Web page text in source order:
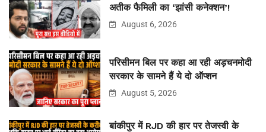
अतीक फैमिली का ‘झांसी कनेक्शन’!
August 6, 2026
परिसीमन बिल पर कहा आ रही अड़चनमोदी
सरकार के सामने हैं ये दो ऑप्शन
August 5, 2026
बांकीपुर में RJD की हार पर तेजस्वी के